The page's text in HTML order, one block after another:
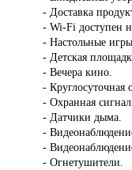
- Доставка
- Wi-Fi доступен
- Настольные
- Детская
- Вечера кино.
- Круглосуточная
- Охранная
- Датчики дыма.
-
-
- Огнетушители.